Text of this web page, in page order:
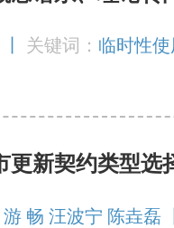
关键词： 临时性
更新契约类型选
畅 汪波宁 陈垚磊